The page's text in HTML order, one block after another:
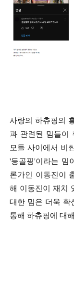
사랑의 하츄핑의
과 관련된 밈들이
모들 사이에서 비
'등골핑'이라는 밈
론가인 이동진이
해 이동진이 재치
대한 밈은 더욱 확
통해 하츄핑에 대